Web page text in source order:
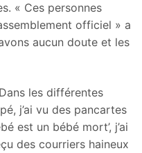
« Ces personnes
officiel » a
aucun doute et les
les différentes
j’ai vu des pancartes
est un bébé mort’, j’ai
des courriers haineux